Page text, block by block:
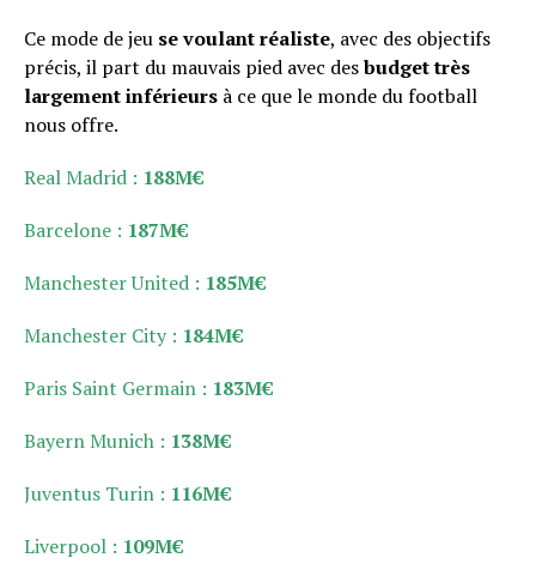
Ce mode de jeu se voulant réaliste, avec des objectifs
précis, il part du mauvais pied avec desbudget très
largement inférieurs à ce que le monde du football
nous offre.
Real Madrid : 188M€
Barcelone : 187M€
Manchester United : 185M€
Manchester City : 184M€
Paris Saint Germain : 183M€
Bayern Munich : 138M€
Juventus Turin : 116M€
Liverpool : 109M€